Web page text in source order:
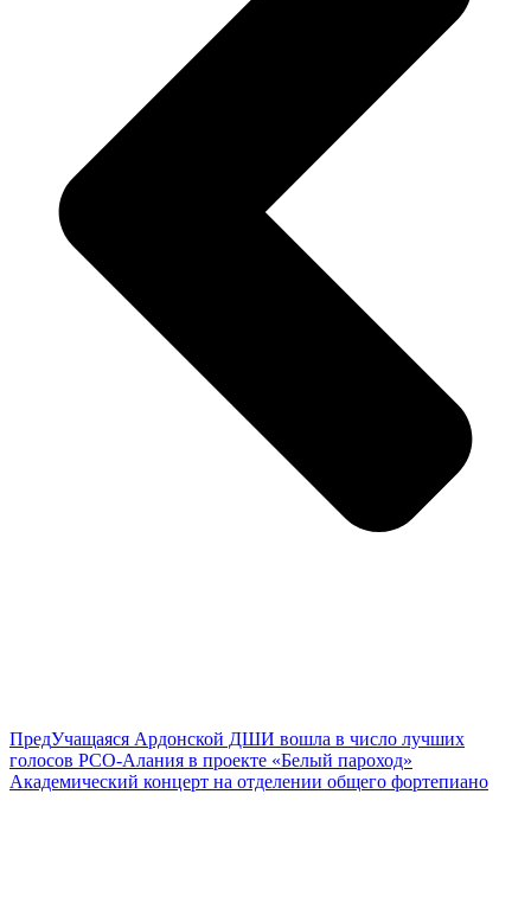
ПредУчащаяся Ардонской ДШИ вошла в число лучших
голосов РСО-Алания в проекте «Белый пароход»
Академический концерт на отделении общего фортепиано